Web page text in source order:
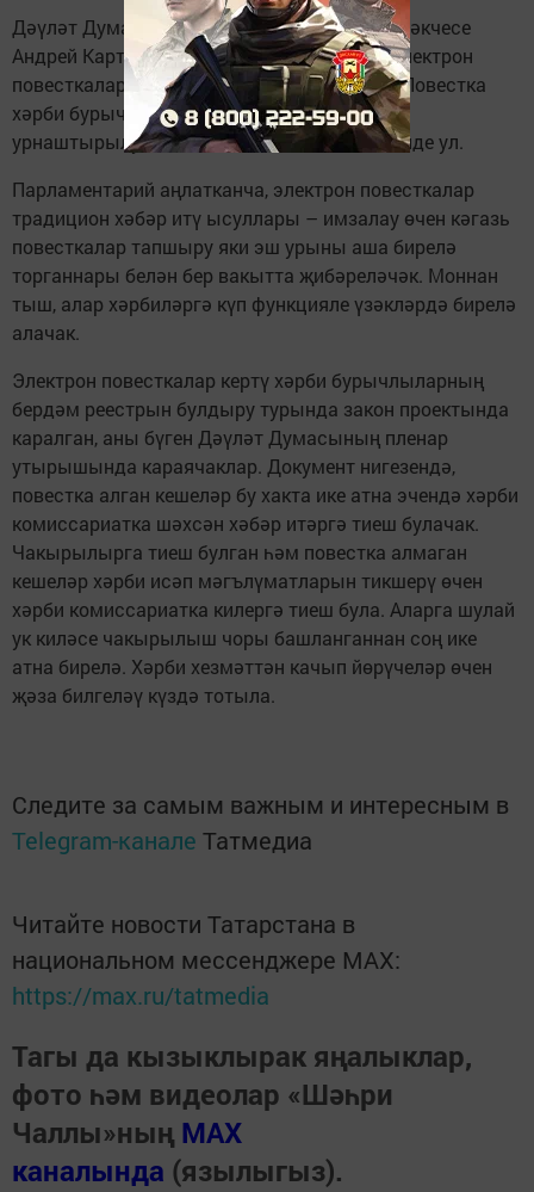
Дәүләт Думасының Оборона комитеты җитәкчесе
Андрей Картаполов хәрби бурычлыларга электрон
повесткалар тапшыру тәртибен аңлатты. «Повестка
хәрби бурычлы кешенең шәхси кабинетына
урнаштырылуга алынган дип санала», – диде ул.
Парламентарий аңлатканча, электрон повесткалар
традицион хәбәр итү ысуллары – имзалау өчен кәгазь
повесткалар тапшыру яки эш урыны аша бирелә
торганнары белән бер вакытта җибәреләчәк. Моннан
тыш, алар хәрбиләргә күп функцияле үзәкләрдә бирелә
алачак.
Электрон повесткалар кертү хәрби бурычлыларның
бердәм реестрын булдыру турында закон проектында
каралган, аны бүген Дәүләт Думасының пленар
утырышында караячаклар. Документ нигезендә,
повестка алган кешеләр бу хакта ике атна эчендә хәрби
комиссариатка шәхсән хәбәр итәргә тиеш булачак.
Чакырылырга тиеш булган һәм повестка алмаган
кешеләр хәрби исәп мәгълүматларын тикшерү өчен
хәрби комиссариатка килергә тиеш була. Аларга шулай
ук киләсе чакырылыш чоры башланганнан соң ике
атна бирелә. Хәрби хезмәттән качып йөрүчеләр өчен
җәза билгеләү күздә тотыла.
Следите за самым важным и интересным в
Telegram-канале Татмедиа
Читайте новости Татарстана в
национальном мессенджере MАХ:
https://max.ru/tatmedia
Тагы да кызыклырак яңалыклар,
фото һәм видеолар «Шәһри
Чаллы»ның MAX
каналында (язылыгыз).